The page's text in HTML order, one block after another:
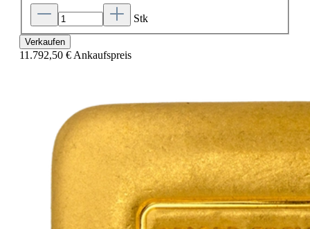
Stk
Verkaufen
11.792,50 € Ankaufspreis